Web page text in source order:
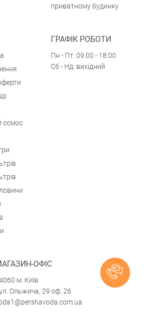
приватному будинку
осмос
ГРАФІК РОБОТИ
Пн - Пт: 09:00 - 18:00
Сб - Нд: вихідний
ОФІС
м. Київ
Ольжича, 29 оф. 26